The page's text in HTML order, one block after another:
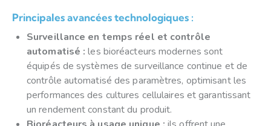
Principales avancées technologiques :
Surveillance en temps réel et contrôle
automatisé :les bioréacteurs modernes sont
équipés de systèmes de surveillance continue et de
contrôle automatisé des paramètres, optimisant les
performances des cultures cellulaires et garantissant
un rendement constant du produit.